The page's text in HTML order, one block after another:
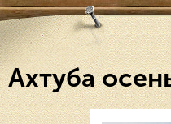
Ахтуба